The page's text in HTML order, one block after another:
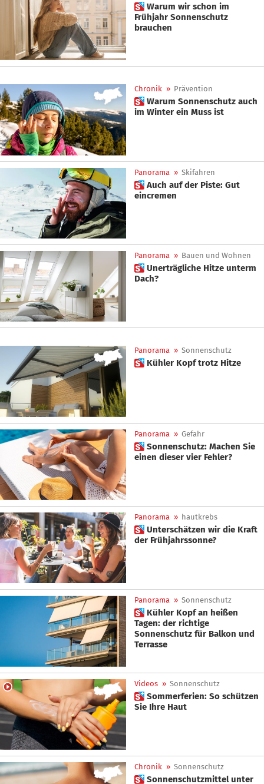
 Warum wir schon im
Frühjahr Sonnenschutz
brauchen
Chronik » Prävention
 Warum Sonnenschutz auch
im Winter ein Muss ist
Panorama » Skifahren
 Auch auf der Piste: Gut
eincremen
Panorama » Bauen und Wohnen
 Unerträgliche Hitze unterm
Dach?
Panorama » Sonnenschutz
 Kühler Kopf trotz Hitze
Panorama » Gefahr
 Sonnenschutz: Machen Sie
einen dieser vier Fehler?
Panorama » hautkrebs
 Unterschätzen wir die Kraft
der Frühjahrssonne?
Panorama » Sonnenschutz
 Kühler Kopf an heißen
Tagen: der richtige
Sonnenschutz für Balkon und
Terrasse
Videos » Sonnenschutz
 Sommerferien: So schützen
Sie Ihre Haut
Chronik » Sonnenschutz
 Sonnenschutzmittel unter